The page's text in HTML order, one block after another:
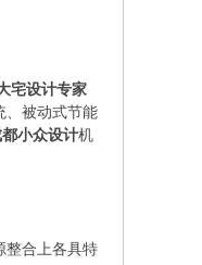
宅设计专家
、被动式节能
都小众设计机
整合上各具特